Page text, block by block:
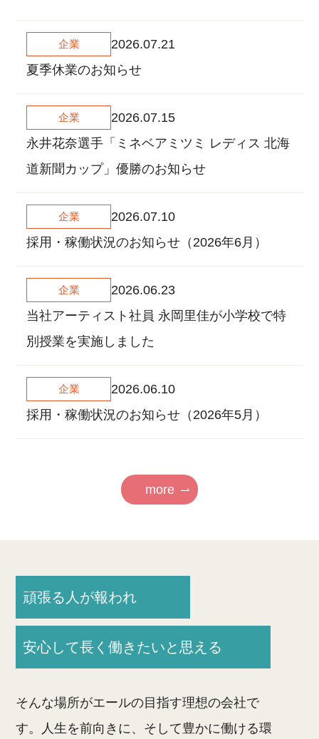
2026.07.21
企業
夏季休業のお知らせ
2026.07.15
企業
永井花奈選手「ミネベアミツミ レディス 北海
道新聞カップ」優勝のお知らせ
2026.07.10
企業
採用・稼働状況のお知らせ（2026年6月）
2026.06.23
企業
当社アーティスト社員 永岡里佳が小学校で特
別授業を実施しました
2026.06.10
企業
採用・稼働状況のお知らせ（2026年5月）
more
頑張る人が報われ
安心して長く働きたいと思える
そんな場所がエールの目指す理想の会社で
す。人生を前向きに、そして豊かに働ける環